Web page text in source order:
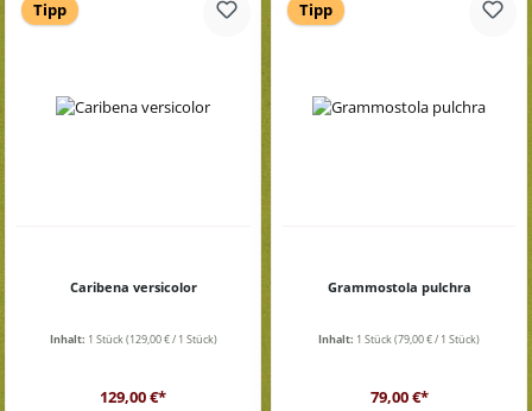
Tipp
Caribena versicolor
Inhalt: 1 Stück(129,00 € / 1 Stück)
Regulärer Preis:
129,00 €*
Tipp
Grammostola pulchra
Inhalt: 1 Stück(79,00 € / 1 Stück)
Regulärer Preis:
79,00 €*